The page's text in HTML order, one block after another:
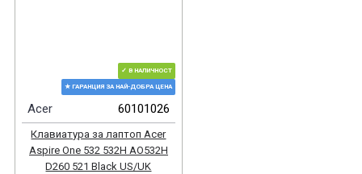
✓ В НАЛИЧНОСТ
★ ГАРАНЦИЯ ЗА НАЙ-ДОБРА ЦЕНА
Acer 60101026
Клавиатура за лаптоп Acer
Aspire One 532 532H AO532H
D260 521 Black US/UK